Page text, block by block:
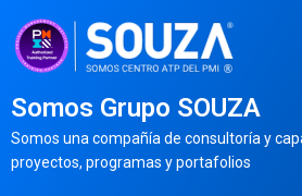
Somos Grupo SOUZA
Somos una compañía de consultoría y
proyectos, programas y portafolios